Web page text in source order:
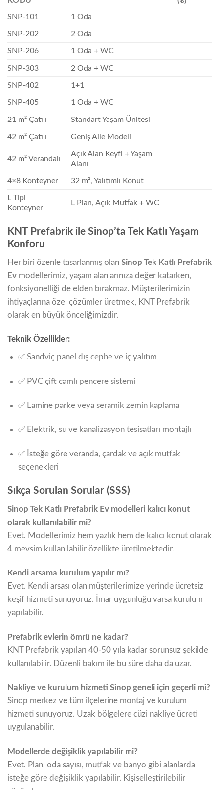
SNP-101 1 Oda
SNP-202 2 Oda
SNP-206 1 Oda + WC
SNP-303 2 Oda + WC
SNP-402 1+1
SNP-405 1 Oda + WC
21 m² Çatılı Standart Yaşam Ünitesi
42 m² Çatılı Geniş Aile Modeli
42 m² Verandalı
Açık Alan Keyfi + Yaşam
Alanı
4×8 Konteyner 32 m², Yalıtımlı Konut
L Tipi
Konteyner
L Plan, Açık Mutfak + WC
KNT Prefabrik ile Sinop’ta Tek Katlı Yaşam
Konforu
Her biri özenle tasarlanmış olan Sinop Tek Katlı Prefabrik
Ev modellerimiz, yaşam alanlarınıza değer katarken,
fonksiyonelliği de elden bırakmaz. Müşterilerimizin
ihtiyaçlarına özel çözümler üretmek, KNT Prefabrik
olarak en büyük önceliğimizdir.
Teknik Özellikler:
✅ Sandviç panel dış cephe ve iç yalıtım
✅ PVC çift camlı pencere sistemi
✅ Lamine parke veya seramik zemin kaplama
✅ Elektrik, su ve kanalizasyon tesisatları montajlı
✅ İsteğe göre veranda, çardak ve açık mutfak
seçenekleri
Sıkça Sorulan Sorular (SSS)
Sinop Tek Katlı Prefabrik Ev modelleri kalıcı konut
olarak kullanılabilir mi?
Evet. Modellerimiz hem yazlık hem de kalıcı konut olarak
4 mevsim kullanılabilir özellikte üretilmektedir.
Kendi arsama kurulum yapılır mı?
Evet. Kendi arsası olan müşterilerimize yerinde ücretsiz
keşif hizmeti sunuyoruz. İmar uygunluğu varsa kurulum
yapılabilir.
Prefabrik evlerin ömrü ne kadar?
KNT Prefabrik yapıları 40-50 yıla kadar sorunsuz şekilde
kullanılabilir. Düzenli bakım ile bu süre daha da uzar.
Nakliye ve kurulum hizmeti Sinop geneli için geçerli mi?
Sinop merkez ve tüm ilçelerine montaj ve kurulum
hizmeti sunuyoruz. Uzak bölgelere cüzi nakliye ücreti
uygulanabilir.
Modellerde değişiklik yapılabilir mi?
Evet. Plan, oda sayısı, mutfak ve banyo gibi alanlarda
isteğe göre değişiklik yapılabilir. Kişiselleştirilebilir